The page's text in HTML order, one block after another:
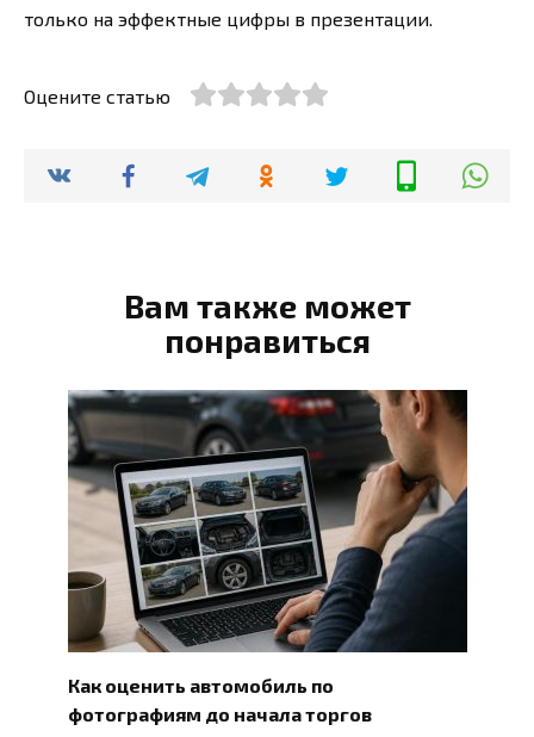
только на эффектные цифры в презентации.
Оцените статью
Вам также может
понравиться
Как оценить автомобиль по
фотографиям до начала торгов